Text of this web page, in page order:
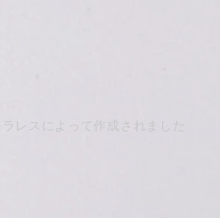
スによって作成されました